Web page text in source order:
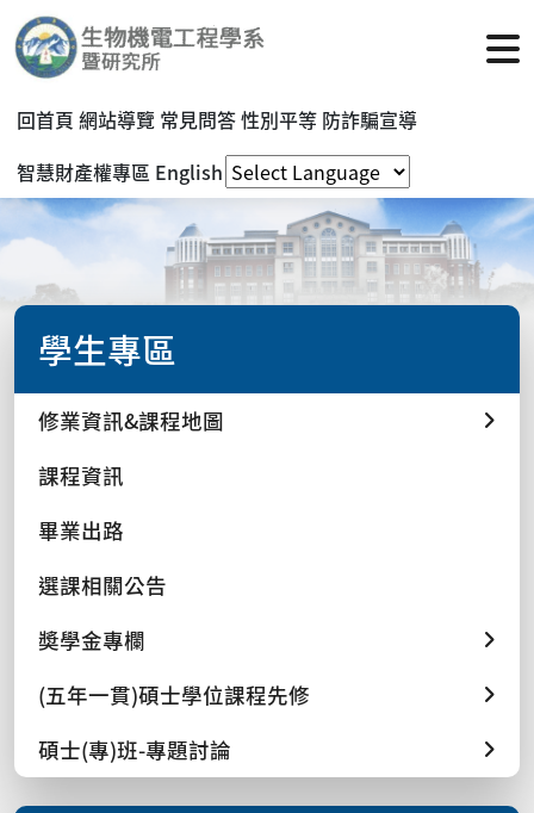
回首頁 網站導覽 常見問答性別平等 防詐騙宣導
智慧財產權專區 English
學生專區
修業資訊&課程地圖
課程資訊
畢業出路
選課相關公告
奬學金專欄
(五年一貫)碩士學位課程先修
碩士(專)班-專題討論